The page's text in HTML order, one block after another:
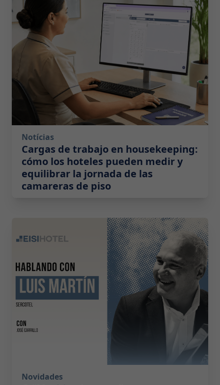
Notícias
Cargas de trabajo en housekeeping:
cómo los hoteles pueden medir y
equilibrar la jornada de las
camareras de piso
2026-05-19 08:00:00
Novidades